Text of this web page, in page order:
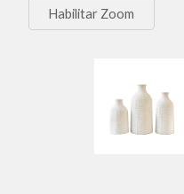
Habilitar Zoom